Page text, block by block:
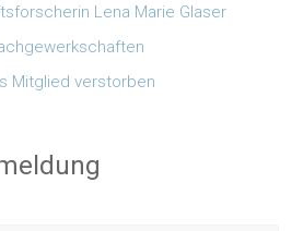
Lena Marie Glaser
Mitglied verstorben